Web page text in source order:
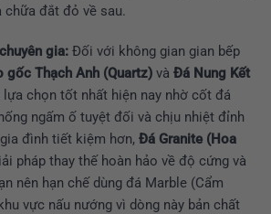
chữa đắt đỏ về sau.
gia: Đối với không gian gian bếp
gốc Thạch Anh (Quartz) và Đá Nung Kết
lựa chọn tốt nhất hiện nay nhờ cốt đá
ngấm ố tuyệt đối và chịu nhiệt đỉnh
đình tiết kiệm hơn, Đá Granite (Hoa
pháp thay thế hoàn hảo về độ cứng và
nên hạn chế dùng đá Marble (Cẩm
vực nấu nướng vì dòng này bản chất